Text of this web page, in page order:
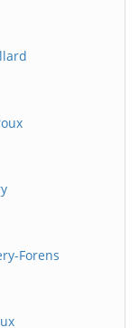
Forens